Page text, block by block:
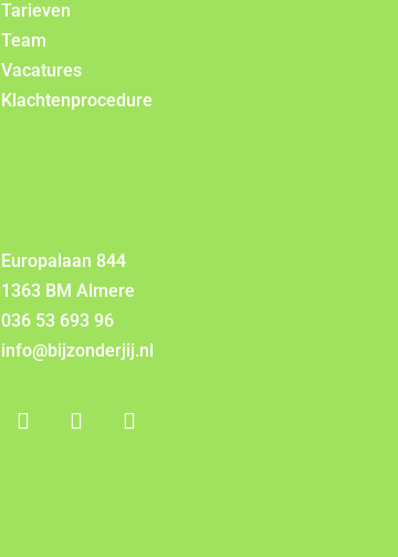
Tarieven
Team
Vacatures
Klachtenprocedure
Europalaan 844
1363 BM Almere
036 53 693 96
info@bijzonderjij.nl